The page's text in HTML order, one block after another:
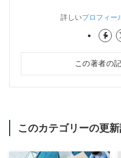
詳しいプロフィー
この著者の
このカテゴリーの更